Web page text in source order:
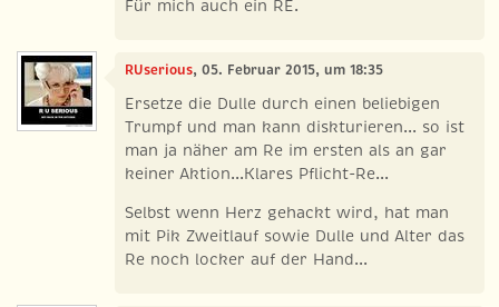
Für mich auch ein RE.
RUserious, 05. Februar 2015, um 18:35
Ersetze die Dulle durch einen beliebigen
Trumpf und man kann diskturieren... so ist
man ja näher am Re im ersten als an gar
keiner Aktion...Klares Pflicht-Re...
Selbst wenn Herz gehackt wird, hat man
mit Pik Zweitlauf sowie Dulle und Alter das
Re noch locker auf der Hand...